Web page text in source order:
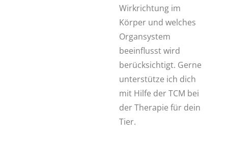
Wirkrichtung im
Körper und welches
Organsystem
beeinflusst wird
berücksichtigt. Gerne
unterstütze ich dich
mit Hilfe der TCM bei
der Therapie für dein
Tier.